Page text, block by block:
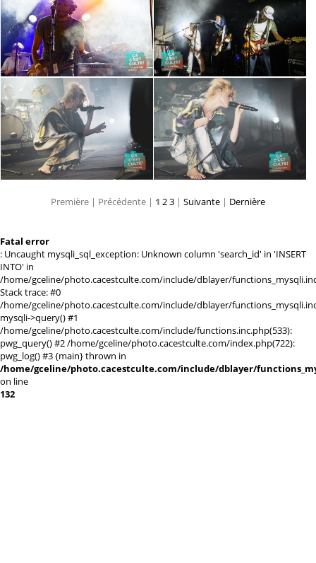
Première | Précédente | 1 23 | Suivante | Dernière
Fatal error
: Uncaught mysqli_sql_exception: Unknown column 'search_id' in 'INSERT
INTO' in
/home/gceline/photo.cacestculte.com/include/dblayer/
Stack trace: #0
/home/gceline/photo.cacestculte.com/include/dblayer/
mysqli->query() #1
/home/gceline/photo.cacestculte.com/include/functions.inc.php(533):
pwg_query() #2 /home/gceline/photo.cacestculte.com/index.php(722):
pwg_log() #3 {main} thrown in
/home/gceline/photo.cacestculte.com/include/dblayer/
on line
132